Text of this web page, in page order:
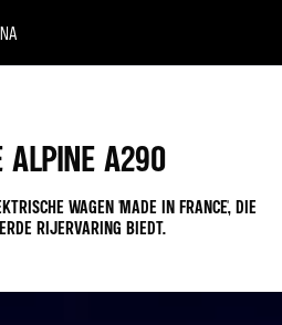
ALPINE A290
WAGEN 'MADE IN FRANCE', DIE
RIJERVARING BIEDT.